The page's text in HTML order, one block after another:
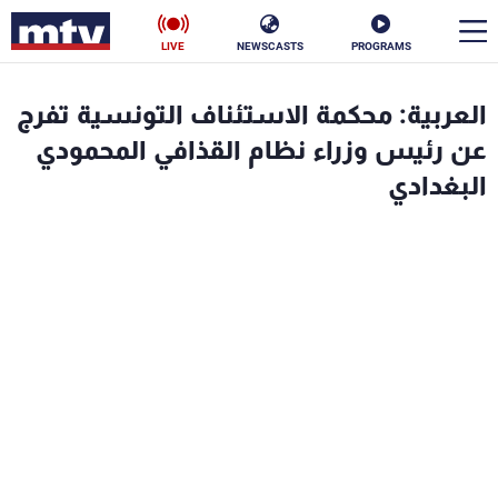
PROGRAMS
NEWSCASTS
LIVE
العربية: محكمة الاستئناف التونسية تفرج
عن رئيس وزراء نظام القذافي المحمودي
البغدادي
الأخبار
سياسة